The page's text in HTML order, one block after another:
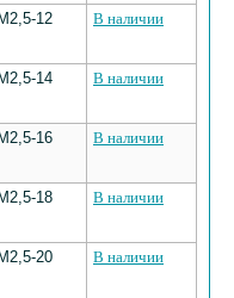
12 В наличии
14 В наличии
16 В наличии
18 В наличии
20 В наличии